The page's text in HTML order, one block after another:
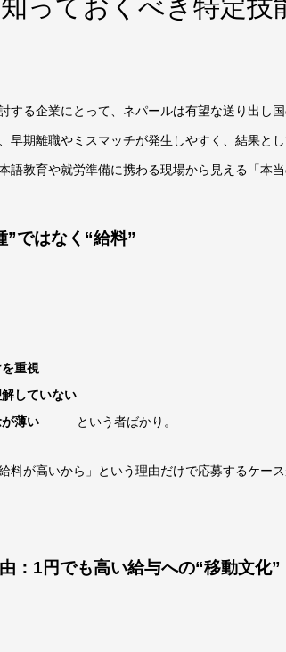
っておくべき特定技
する企業にとって、ネパールは有望な送り出
早期離職やミスマッチが発生しやすく、結果と
教育や就労準備に携わる現場から見える「本当
”ではなく“給料”
重視
していない
念が薄い
という者ばかり。
料が高いから」という理由だけで応募するケー
：1円でも高い給与への“移動文化”